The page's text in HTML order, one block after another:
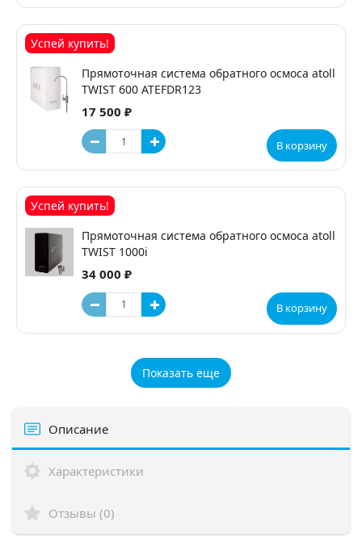
Успей купить!
Прямоточная система обратного осмоса atoll
TWIST 600 ATEFDR123
17 500 ₽
В корзину
Успей купить!
Прямоточная система обратного осмоса atoll
TWIST 1000i
34 000 ₽
В корзину
Показать еще
Описание
Характеристики
Отзывы (0)